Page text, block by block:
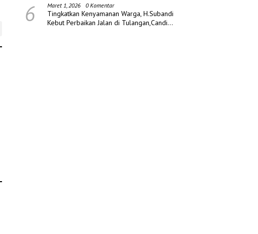
6 Maret 1, 2026 0 Komentar
Tingkatkan Kenyamanan Warga, H.Subandi
Kebut Perbaikan Jalan di Tulangan,Candi